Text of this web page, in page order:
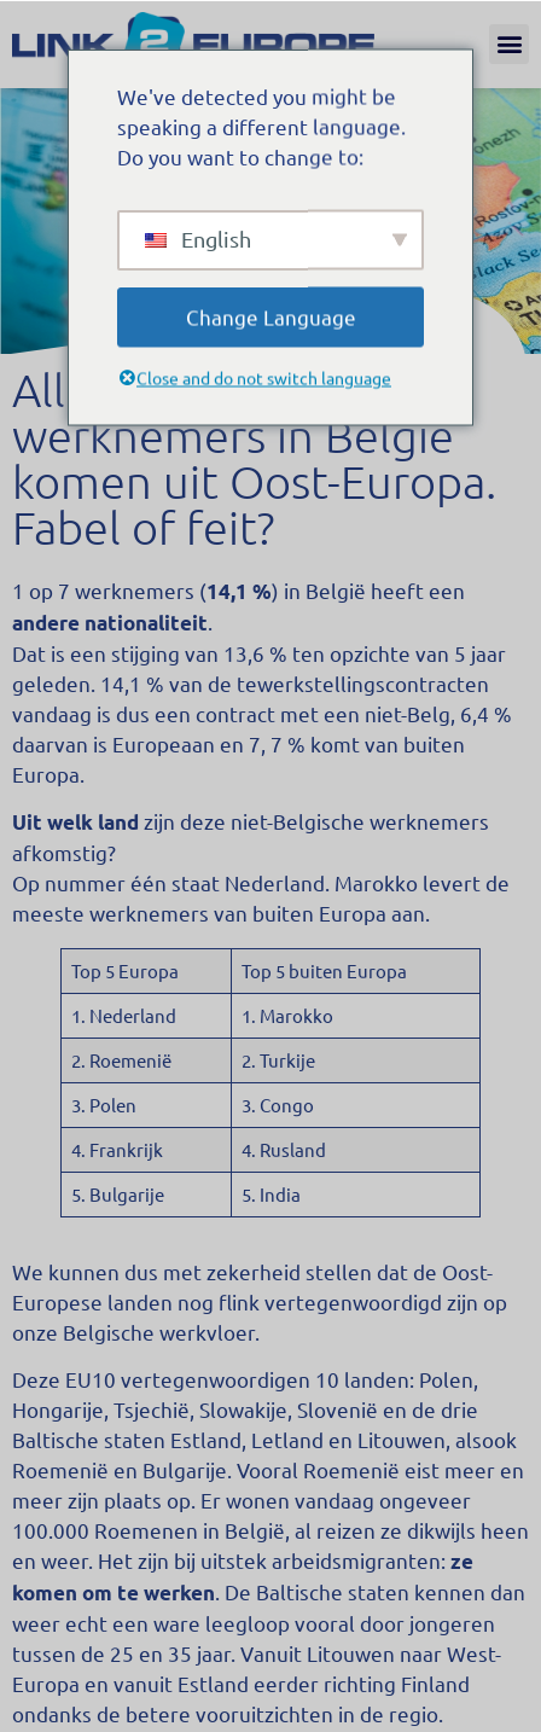
Alle buitenlandse
werknemers in België
komen uit Oost-Europa.
Fabel of feit?
1 op 7 werknemers (14,1 %) in België heeft een
andere nationaliteit
Dat is een stijging van 13,6 % ten opzichte van 5 jaar
geleden. 14,1 % van de tewerkstellingscontracten
vandaag is dus een contract met een niet-Belg, 6,4 %
daarvan is Europeaan en 7, 7 % komt van buiten
Europa.
Uit welk land zijn deze niet-Belgische werknemers
afkomstig?
Op nummer één staat Nederland. Marokko levert de
meeste werknemers van buiten Europa aan.
Top 5 Europa
Top 5 buiten Europa
1. Nederland
1. Marokko
2. Roemenië
2. Turkije
3. Polen
3. Congo
4. Frankrijk
4. Rusland
5. Bulgarije
5. India
We kunnen dus met zekerheid stellen dat de Oost-
Europese landen nog flink vertegenwoordigd zijn op
onze Belgische werkvloer.
Deze EU10 vertegenwoordigen 10 landen: Polen,
Hongarije, Tsjechië, Slowakije, Slovenië en de drie
Baltische staten Estland, Letland en Litouwen, alsook
Roemenië en Bulgarije. Vooral Roemenië eist meer en
meer zijn plaats op. Er wonen vandaag ongeveer
100.000 Roemenen in België, al reizen ze dikwijls heen
en weer. Het zijn bij uitstek arbeidsmigranten: ze
komen om te werken. De Baltische staten kennen dan
weer echt een ware leegloop vooral door jongeren
tussen de 25 en 35 jaar. Vanuit Litouwen naar West-
Europa en vanuit Estland eerder richting Finland
ondanks de betere vooruitzichten in de regio.
We've detected you might be
speaking a different language.
Do you want to change to:
English
Change Language
Close and do not switch language